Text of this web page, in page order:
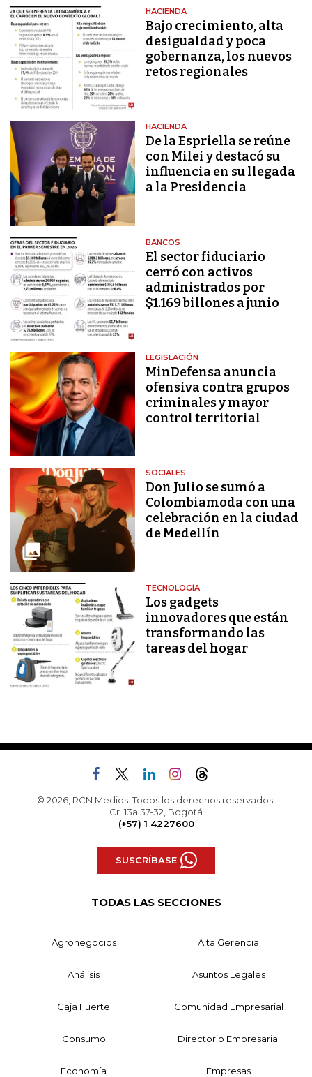
HACIENDA
Bajo crecimiento, alta
desigualdad y poca
gobernanza, los nuevos
retos regionales
HACIENDA
De la Espriella se reúne
con Milei y destacó su
influencia en su llegada
a la Presidencia
BANCOS
El sector fiduciario
cerró con activos
administrados por
$1.169 billones a junio
LEGISLACIÓN
MinDefensa anuncia
ofensiva contra grupos
criminales y mayor
control territorial
SOCIALES
Don Julio se sumó a
Colombiamoda con una
celebración en la ciudad
de Medellín
TECNOLOGÍA
Los gadgets
innovadores que están
transformando las
tareas del hogar
© 2026, RCN Medios. Todos los derechos reservados.
Cr. 13a 37-32, Bogotá
(+57) 1 4227600
SUSCRÍBASE
TODAS LAS SECCIONES
Agronegocios Alta Gerencia
Análisis Asuntos Legales
Caja Fuerte Comunidad Empresarial
Consumo Directorio Empresarial
Economía Empresas